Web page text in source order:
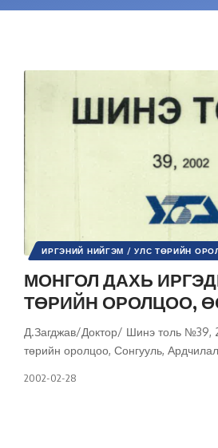
ИРГЭНИЙ НИЙГЭМ / УЛС ТӨРИЙН
ШИНЭ ТОЛЬ СЭТГҮҮЛ
МОНГОЛ ДАХЬ
ТӨРИЙН ОРОЛЦОО,
Д.Загджав/Доктор/ Шинэ толь №39,
төрийн оролцоо, Сонгууль,
2002-02-28